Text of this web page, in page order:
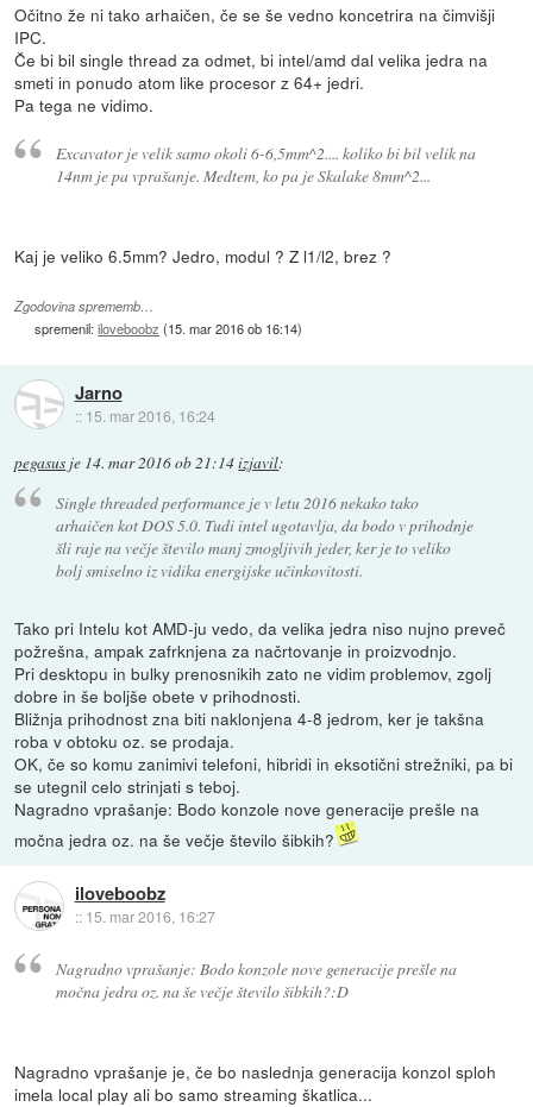
Očitno že ni tako arhaičen, če se še vedno koncetrira na čimvišji
IPC.
Če bi bil single thread za odmet, bi intel/amd dal velika jedra na
smeti in ponudo atom like procesor z 64+ jedri.
Pa tega ne vidimo.
Excavator je velik samo okoli 6-6,5mm^2.... koliko bi bil velik na
14nm je pa vprašanje. Medtem, ko pa je Skalake 8mm^2...
Kaj je veliko 6.5mm? Jedro, modul ? Z l1/l2, brez ?
Zgodovina sprememb…
spremenil:iloveboobz (15. mar 2016 ob 16:14)
Jarno
:: 15. mar 2016, 16:24
pegasus je 14. mar 2016 ob 21:14izjavil:
Single threaded performance je v letu 2016 nekako tako
arhaičen kot DOS 5.0. Tudi intel ugotavlja, da bodo v prihodnje
šli raje na večje število manj zmogljivih jeder, ker je to veliko
bolj smiselno iz vidika energijske učinkovitosti.
Tako pri Intelu kot AMD-ju vedo, da velika jedra niso nujno preveč
požrešna, ampak zafrknjena za načrtovanje in proizvodnjo.
Pri desktopu in bulky prenosnikih zato ne vidim problemov, zgolj
dobre in še boljše obete v prihodnosti.
Bližnja prihodnost zna biti naklonjena 4-8 jedrom, ker je takšna
roba v obtoku oz. se prodaja.
OK, če so komu zanimivi telefoni, hibridi in eksotični strežniki, pa bi
se utegnil celo strinjati s teboj.
Nagradno vprašanje: Bodo konzole nove generacije prešle na
močna jedra oz. na še večje število šibkih?
iloveboobz
:: 15. mar 2016, 16:27
Nagradno vprašanje: Bodo konzole nove generacije prešle na
močna jedra oz. na še večje število šibkih?:D
Nagradno vprašanje je, če bo naslednja generacija konzol sploh
imela local play ali bo samo streaming škatlica...